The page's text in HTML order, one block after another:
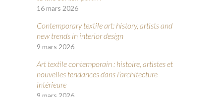
16 mars 2026
Contemporary textile art: history, artists and
new trends in interior design
9 mars 2026
Art textile contemporain : histoire, artistes et
nouvelles tendances dans l’architecture
intérieure